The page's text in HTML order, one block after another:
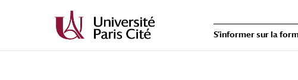
S’informer sur la